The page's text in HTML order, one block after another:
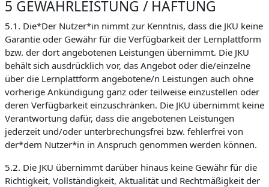
5 GEWÄHRLEISTUNG / HAFTUNG
5.1. Die*Der Nutzer*in nimmt zur Kenntnis, dass die JKU keine
Garantie oder Gewähr für die Verfügbarkeit der Lernplattform
bzw. der dort angebotenen Leistungen übernimmt. Die JKU
behält sich ausdrücklich vor, das Angebot oder die/einzelne
über die Lernplattform angebotene/n Leistungen auch ohne
vorherige Ankündigung ganz oder teilweise einzustellen oder
deren Verfügbarkeit einzuschränken. Die JKU übernimmt keine
Verantwortung dafür, dass die angebotenen Leistungen
jederzeit und/oder unterbrechungsfrei bzw. fehlerfrei von
der*dem Nutzer*in in Anspruch genommen werden können.
5.2. Die JKU übernimmt darüber hinaus keine Gewähr für die
Richtigkeit, Vollständigkeit, Aktualität und Rechtmäßigkeit der